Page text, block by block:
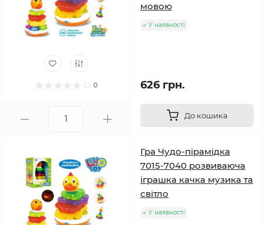
0
мовою
У наявності
626 грн.
До кошика
Гра Чудо-пірамідка
7015-7040 розвиваюча
іграшка качка музика та
світло
У наявності